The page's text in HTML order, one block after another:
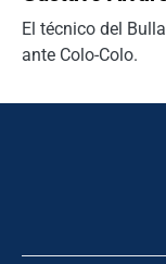
El técnico del
ante Colo-Colo.